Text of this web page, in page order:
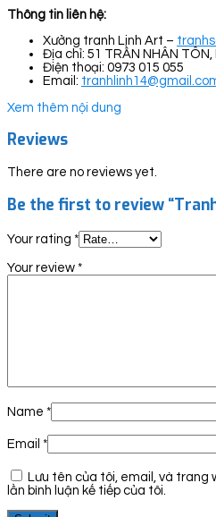
Thông tin liên hệ:
Xưởng tranh Linh Art –
Địa chỉ: 51 TRẦN NHÂN TÔN,
Điện thoại: 0973 015 055
Email:
Xem thêm nội dung
Reviews
There are no reviews yet.
Be the first to review
Your rating *
Your review *
Name *
Email *
Lưu tên của tôi, email, và trang
lần bình luận kế tiếp của tôi.